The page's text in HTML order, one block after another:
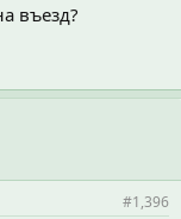
въезд?
#1,396